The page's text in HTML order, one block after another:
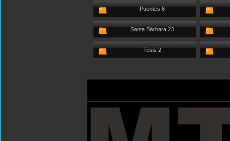
Puentes 6
Santa Bárbara 23
Tesis 2